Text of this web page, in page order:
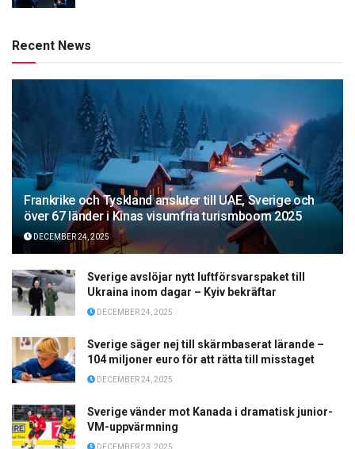
Recent News
Frankrike och Tyskland ansluter till UAE, Sverige och
över 67 länder i Kinas visumfria turismboom 2025
DECEMBER 24, 2025
Sverige avslöjar nytt luftförsvarspaket till
Ukraina inom dagar – Kyiv bekräftar
DECEMBER 24, 2025
Sverige säger nej till skärmbaserat lärande –
104 miljoner euro för att rätta till misstaget
DECEMBER 24, 2025
Sverige vänder mot Kanada i dramatisk junior-
VM-uppvärmning